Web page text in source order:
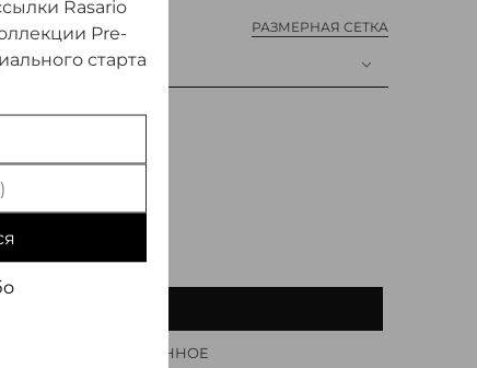
РАЗМЕРНАЯ СЕТКА
ДОБАВИТЬ В ИЗБРАННОЕ
Rasario
Pre-
старта